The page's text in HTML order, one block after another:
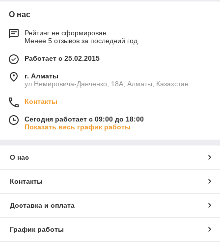
О нас
Рейтинг не сформирован
Менее 5 отзывов за последний год
Работает с 25.02.2015
г. Алматы
ул.Немировича-Данченко, 18А, Алматы, Казахстан
Контакты
Сегодня работает с 09:00 до 18:00
Показать весь график работы
О нас
Контакты
Доставка и оплата
График работы